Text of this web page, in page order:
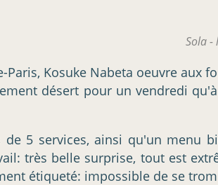
Sola -
Kosuke Nabeta oeuvre aux
désert pour un vendredi
5 services, ainsi qu'un menu
très belle surprise, tout est
étiqueté: impossible de se